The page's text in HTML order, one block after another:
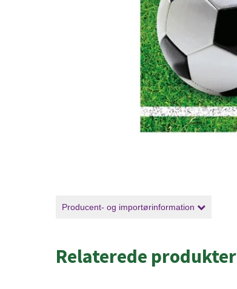
Producent- og importørinformation
Relaterede produkter